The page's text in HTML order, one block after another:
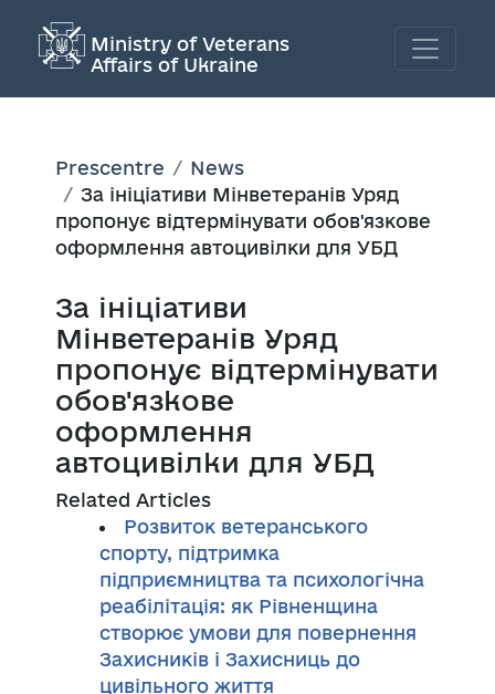
Ministry of Veterans
Affairs of Ukraine
Prescentre
News
За ініціативи Мінветеранів Уряд
пропонує відтермінувати обов'язкове
оформлення автоцивілки для УБД
За ініціативи
Мінветеранів Уряд
пропонує відтермінувати
обов'язкове
оформлення
автоцивілки для УБД
Related Articles
Розвиток ветеранського
спорту, підтримка
підприємництва та психологічна
реабілітація: як Рівненщина
створює умови для повернення
Захисників і Захисниць до
цивільного життя